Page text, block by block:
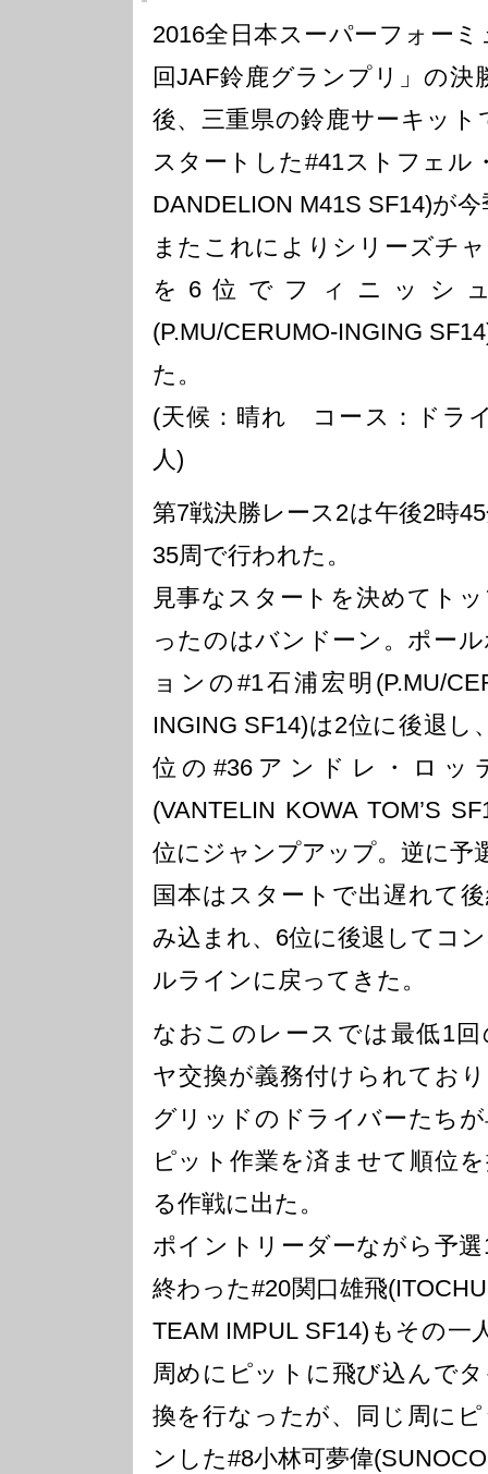
2016全日本スーパーフォー
回JAF鈴鹿グランプリ」の決
後、三重県の鈴鹿サーキッ
スタートした#41ストフェル
DANDELION M41S SF14)が
またこれによりシリーズチ
を6位でフィニッシ
(P.MU/CERUMO-INGING
た。
(天候：晴れ コース：ドラ
人)
第7戦決勝レース2は午後2時
35周で行われた。
見事なスタートを決めてト
ったのはバンドーン。ポー
ョンの#1石浦宏明(P.MU/
INGING SF14)は2位に後退し
位の#36アンドレ・ロッ
(VANTELIN KOWA TOM’S
位にジャンプアップ。逆に予
国本はスタートで出遅れて
み込まれ、6位に後退してコ
ルラインに戻ってきた。
なおこのレースでは最低1
ヤ交換が義務付けられてお
グリッドのドライバーたち
ピット作業を済ませて順位
る作戦に出た。
ポイントリーダーながら予
終わった#20関口雄飛
TEAM IMPUL SF14)もその一
周めにピットに飛び込んで
換を行なったが、同じ周に
ンした#8小林可夢偉